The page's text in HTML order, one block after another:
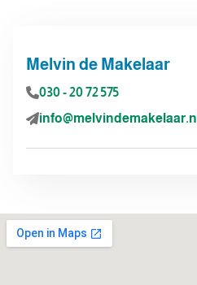
Melvin de Makelaar
030 - 20 72 575
info@melvindemakelaar.nl